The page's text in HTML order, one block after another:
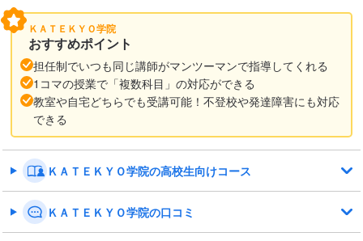
ＫＡＴＥＫＹＯ学院
おすすめポイント
担任制でいつも同じ講師がマンツーマンで指導してくれる
1コマの授業で「複数科目」の対応ができる
教室や自宅どちらでも受講可能！不登校や発達障害にも対応
できる
ＫＡＴＥＫＹＯ学院の高校生向けコース
ＫＡＴＥＫＹＯ学院の口コミ